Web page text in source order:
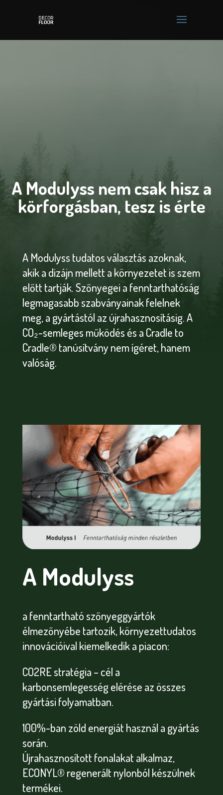
A Modulyss nem csak hisz a
körforgásban, tesz is érte
A Modulyss tudatos választás azoknak,
akik a dizájn mellett a környezetet is szem
előtt tartják. Szőnyegei a fenntarthatóság
legmagasabb szabványainak felelnek
meg, a gyártástól az újrahasznosításig. A
CO₂-semleges működés és a Cradle to
Cradle® tanúsítvány nem ígéret, hanem
valóság.
A Modulyss
a fenntartható szőnyeggyártók
élmezőnyébe tartozik, környezettudatos
innovációival kiemelkedik a piacon:
CO2RE stratégia – cél a
karbonsemlegesség elérése az összes
gyártási folyamatban.
100%-ban zöld energiát használ a gyártás
során.
Újrahasznosított fonalakat alkalmaz,
ECONYL® regenerált nylonból készülnek
termékei.